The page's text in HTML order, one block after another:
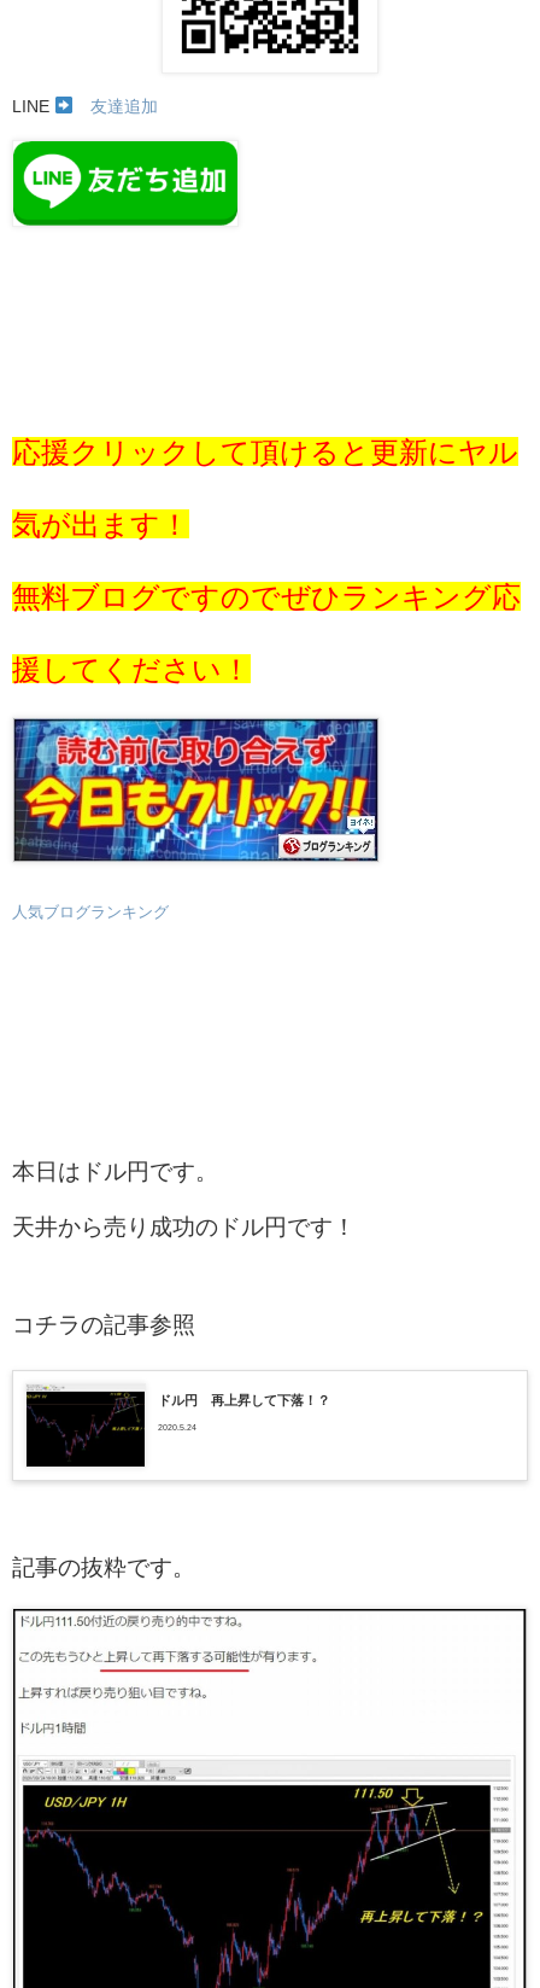
LINE 友達追加
応援クリックして頂けると更新にヤル
気が出ます！
無料ブログですのでぜひランキング応
援してください！
人気ブログランキング
本日はドル円です。
天井から売り成功のドル円です！
コチラの記事参照
ドル円 再上昇して下落！？
2020.5.24
記事の抜粋です。